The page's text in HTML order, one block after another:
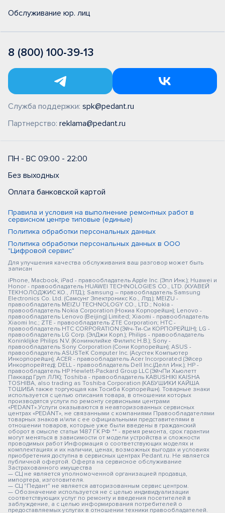
Обслуживание юр. лиц
8 (800) 100-39-13
Служба поддержки: spk@pedant.ru
Партнерство: reklama@pedant.ru
ПН - ВС 09:00 - 22:00
Без выходных
Оплата банковской картой
Правила и условия на выполнение ремонтных работ в
сервисном центре типовые (единые)
Политика обработки персональных данных
Политика обработки персональных данных в ООО
"Цифровой сервис"
Для улучшения качества обслуживания ваш разговор может быть
записан
iPhone, Macbook, iPad - правообладатель Apple Inc. (Эпл Инк.); Huawei и
Honor - правообладатель HUAWEI TECHNOLOGIES CO., LTD. (ХУАВЕЙ
ТЕКНОЛОДЖИС КО., ЛТД.); Samsung – правообладатель Samsung
Electronics Co. Ltd. (Самсунг Электроникс Ко., Лтд.); MEIZU -
правообладатель MEIZU TECHNOLOGY CO., LTD.; Nokia -
правообладатель Nokia Corporation (Нокиа Корпорейшн); Lenovo -
правообладатель Lenovo (Beijing) Limited; Xiaomi - правообладатель
Xiaomi Inc.; ZTE - правообладатель ZTE Corporation; HTC -
правообладатель HTC CORPORATION (Эйч-Ти-Си КОРПОРЕЙШН); LG -
правообладатель LG Corp. (ЭлДжи Корп.); Philips - правообладатель
Koninklijke Philips N.V. (Конинклийке Филипс Н.В.); Sony -
правообладатель Sony Corporation (Сони Корпорейшн); ASUS -
правообладатель ASUSTeK Computer Inc. (Асустек Компьютер
Инкорпорейшн); ACER - правообладатель Acer Incorporated (Эйсер
Инкорпорейтед); DELL - правообладатель Dell Inc.(Делл Инк.); HP -
правообладатель HP Hewlett-Packard Group LLC (ЭйчПи Хьюлетт
Паккард Груп ЛЛК); Toshiba - правообладатель KABUSHIKI KAISHA
TOSHIBA, also trading as Toshiba Corporation (КАБУШИКИ КАЙША
ТОШИБА также торгующая как Тосиба Корпорейшн). Товарные знаки
используется с целью описания товара, в отношении которых
производятся услуги по ремонту сервисными центрами
«PEDANT».Услуги оказываются в неавторизованных сервисных
центрах «PEDANT», не связанными с компаниями Правообладателями
товарных знаков и/или с ее официальными представителями в
отношении товаров, которые уже были введены в гражданский
оборот в смысле статьи 1487 ГК РФ ** - время ремонта, срок гарантии
могут меняться в зависимости от модели устройства и сложности
проводимых работ Информация о соответствующих моделях и
комплектациях и их наличии, ценах, возможных выгодах и условиях
приобретения доступна в сервисных центрах Pedant.ru. Не является
публичной офертой. Оферта на сервисное обслуживание
Застрахованного имущества
— СЦ не является уполномоченной организацией продавца,
импортера, изготовителя.
— СЦ "Педант" не является авторизованным сервис центром.
— Обозначение используется не с целью индивидуализации
соответствующих услуг по ремонту и введения посетителей в
заблуждение, а с целью информирования потребителей о
предоставляемых услугах в отношении техники правообладателей.